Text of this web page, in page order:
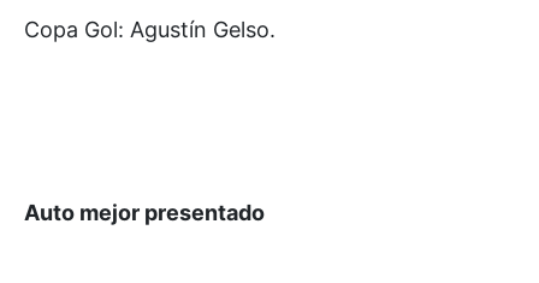
Copa Gol: Agustín Gelso.
Auto mejor presentado